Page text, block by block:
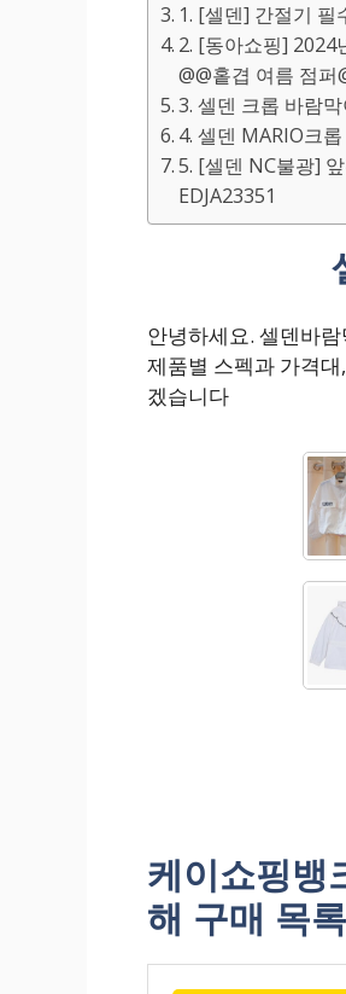
1. [셀덴] 간절기 필
2. [동아쇼핑] 2024
@@홑겹 여름 점퍼
3. 셀덴 크롭 바람막
4. 셀덴 MARIO크
5. [셀덴 NC불광]
EDJA23351
안녕하세요. 셀덴바
제품별 스펙과 가격
겠습니다
케이쇼핑뱅
해 구매 목록